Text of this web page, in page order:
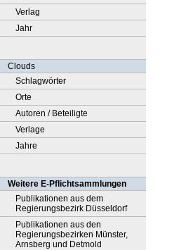
Verlag
Jahr
Clouds
Schlagwörter
Orte
Autoren / Beteiligte
Verlage
Jahre
Weitere E-Pflichtsammlungen
Publikationen aus dem
Regierungsbezirk Düsseldorf
Publikationen aus den
Regierungsbezirken Münster,
Arnsberg und Detmold